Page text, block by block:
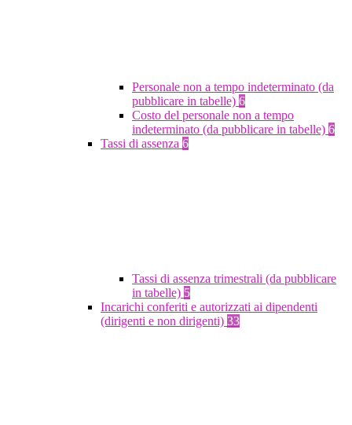
Personale non a tempo indeterminato (da
pubblicare in tabelle) 6
Costo del personale non a tempo
indeterminato (da pubblicare in tabelle) 6
Tassi di assenza 6
Tassi di assenza trimestrali (da pubblicare
in tabelle) 5
Incarichi conferiti e autorizzati ai dipendenti
(dirigenti e non dirigenti) 33